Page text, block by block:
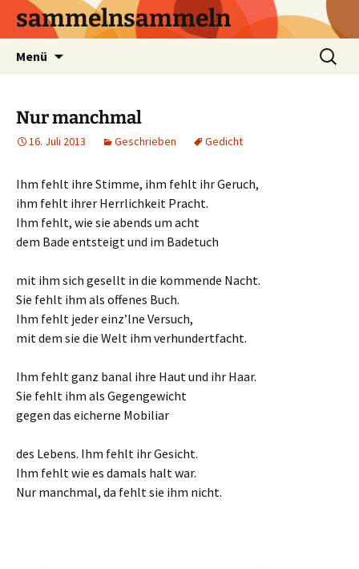
sammelnsammeln
Menü
Suchen
nach:
Nur manchmal
16. Juli 2013 Geschrieben Gedicht
Ihm fehlt ihre Stimme, ihm fehlt ihr Geruch,
ihm fehlt ihrer Herrlichkeit Pracht.
Ihm fehlt, wie sie abends um acht
dem Bade entsteigt und im Badetuch
mit ihm sich gesellt in die kommende Nacht.
Sie fehlt ihm als offenes Buch.
Ihm fehlt jeder einz’lne Versuch,
mit dem sie die Welt ihm verhundertfacht.
Ihm fehlt ganz banal ihre Haut und ihr Haar.
Sie fehlt ihm als Gegengewicht
gegen das eicherne Mobiliar
des Lebens. Ihm fehlt ihr Gesicht.
Ihm fehlt wie es damals halt war.
Nur manchmal, da fehlt sie ihm nicht.